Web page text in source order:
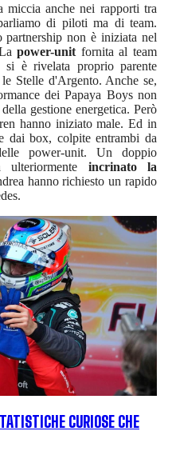
anche nei rapporti tra
di piloti ma di team.
non è iniziata nel
Lapower-unit fornita al team
si è rivelata proprio parente
Stelle d'Argento. Anche se,
dei Papaya Boys non
gestione energetica. Però
hanno iniziato male. Ed in
dai box, colpite entrambi da
power-unit. Un doppio
ulteriormente incrinato la
hanno richiesto un rapido
CURIOSE CHE